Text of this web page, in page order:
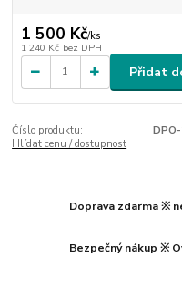
1 500 Kč/ks
1 240 Kč bez DPH
Přidat
Číslo produktu:
Hlídat cenu / dostupnost
Doprava zdarma ※
Bezpečný nákup ※